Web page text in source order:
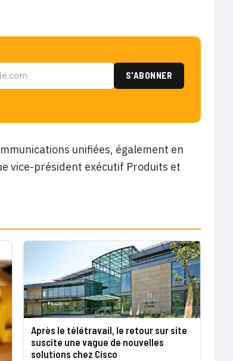
unifiées, également en
vice-président exécutif Produits et
Après le télétravail, le retour sur site
suscite une vague de nouvelles
solutions chez Cisco